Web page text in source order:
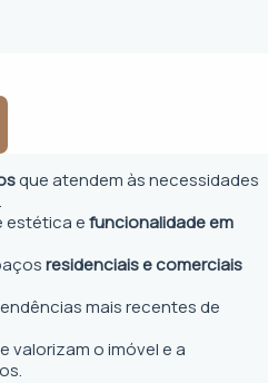
em
MG
que atendem às necessidades
estética efuncionalidade em
residenciais e comerciais
mais recentes de
valorizam o imóvel e a